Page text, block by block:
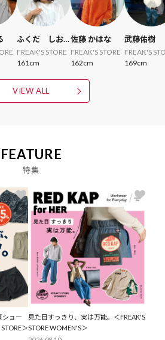
ふくだ しお
り
FREAK'S STORE
161cm
佐藤 かはな
FREAK'S STORE
162cm
武藤佑樹
FREAK'S
169cm
VIEW ALL
FEATURE
特集
ショー
＞
見た目すっきり、実は万能。＜FREAK'S
STORE WOMEN'S＞